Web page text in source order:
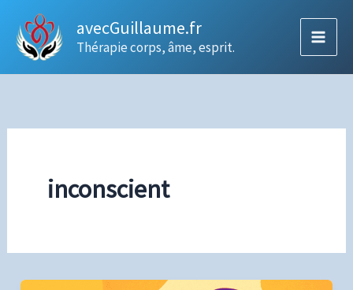
contenu
avecGuillaume.fr
Thérapie corps, âme, esprit.
inconscient